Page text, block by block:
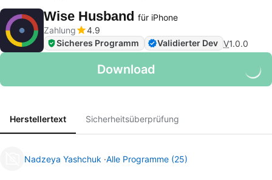
Wise Husband für iPhone
Zahlung
4.9
Sicheres Programm
Validierter Dev V1.0.0
Download
Herstellertext Sicherheitsüberprüfung
Nadzeya Yashchuk Alle Programme (25)